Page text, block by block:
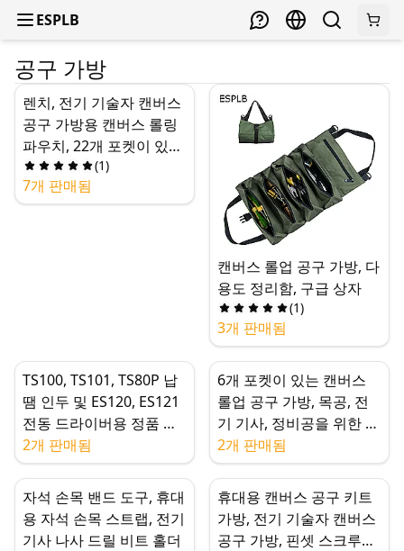
ESPLB
공구 가방
렌치, 전기 기술자 캔버스
공구 가방용 캔버스 롤링
파우치, 22개 포켓이 있는
대형 방수 롤업 정리함
(1)
7개 판매됨
캔버스 롤업 공구 가방, 다
용도 정리함, 구급 상자
(1)
3개 판매됨
TS100, TS101, TS80P 납
땜 인두 및 ES120, ES121
전동 드라이버용 정품 공
구 가방 - 휴대용 보관 정
리 지퍼 케이스
2개 판매됨
6개 포켓이 있는 캔버스
롤업 공구 가방, 목공, 전
기 기사, 정비공을 위한 휴
대용 정리함
2개 판매됨
자석 손목 밴드 도구, 휴대
용 자석 손목 스트랩, 전기
기사 나사 드릴 비트 홀더
휴대용 캔버스 공구 키트
가방, 전기 기술자 캔버스
공구 가방, 핀셋 스크루드